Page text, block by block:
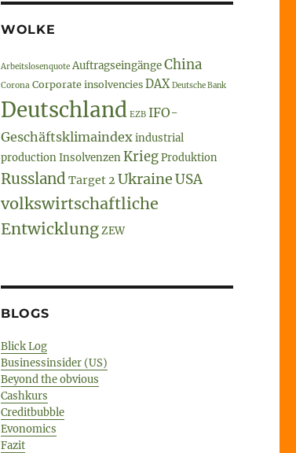
WOLKE
Arbeitslosenquote AuftragseingängeChina
Corona Corporate insolvencies DAX Deutsche Bank
Deutschland EZB IFO-
Geschäftsklimaindexindustrial
productionInsolvenzenKriegProduktion
Russland Target 2 UkraineUSA
volkswirtschaftliche
EntwicklungZEW
BLOGS
Blick Log
Businessinsider (US)
Beyond the obvious
Cashkurs
Creditbubble
Evonomics
Fazit